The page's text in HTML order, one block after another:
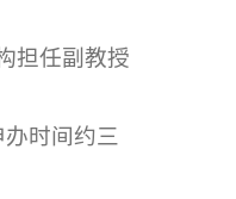
担任副教授
时间约三